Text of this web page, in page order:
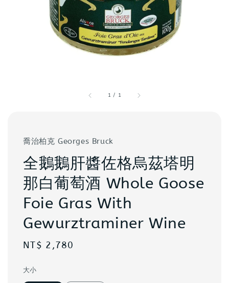
1 / 1
喬治柏克 Georges Bruck
全鵝鵝肝醬佐格烏茲塔明
那白葡萄酒 Whole Goose
Foie Gras With
Gewurztraminer Wine
Regular
NT$ 2,780
大小